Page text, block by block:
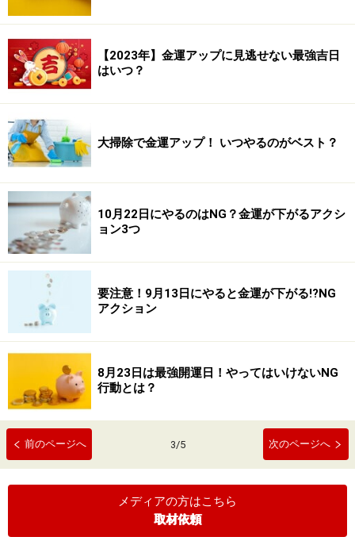
【2023年】金運アップに見逃せない最強吉日
はいつ？
大掃除で金運アップ！ いつやるのがベスト？
10月22日にやるのはNG？金運が下がるアクシ
ョン3つ
要注意！9月13日にやると金運が下がる!?NG
アクション
8月23日は最強開運日！やってはいけないNG
行動とは？
前のページへ 3/5 次のページへ
メディアの方はこちら
取材依頼